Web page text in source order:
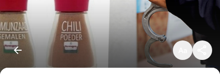
Klein
Standaard
Groot